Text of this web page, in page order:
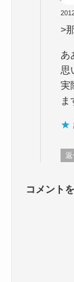
>
あ
思
実
ま
コメント